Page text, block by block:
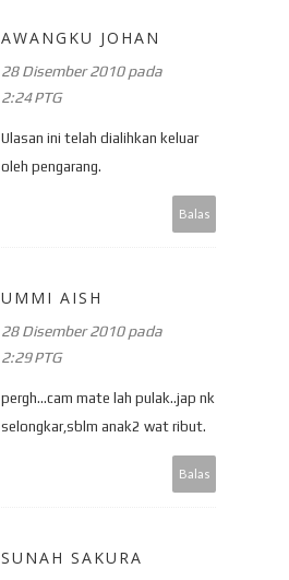
AWANGKU JOHAN
28 Disember 2010 pada
2:24 PTG
Ulasan ini telah dialihkan keluar
oleh pengarang.
Balas
UMMI AISH
28 Disember 2010 pada
2:29 PTG
pergh...cam mate lah pulak..jap nk
selongkar,sblm anak2 wat ribut.
Balas
SUNAH SAKURA